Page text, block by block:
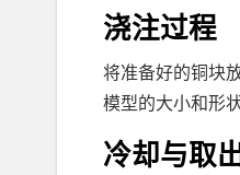
浇注过程
将准备好的铜块
模型的大小和形
冷却与取